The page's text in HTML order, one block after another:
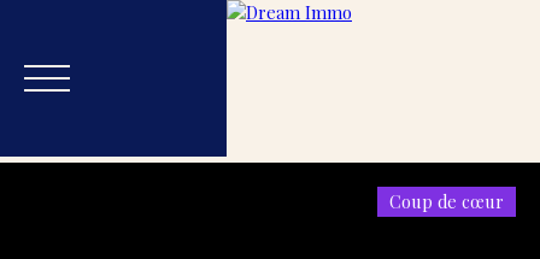
Coup de cœur